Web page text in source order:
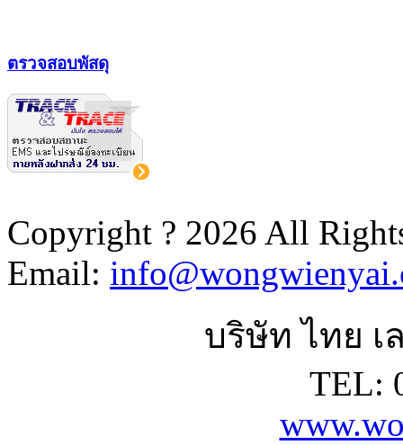
ตรวจสอบพัสดุ
Copyright ? 2026 All
Email:
บริษัท ไทย เ
TEL: